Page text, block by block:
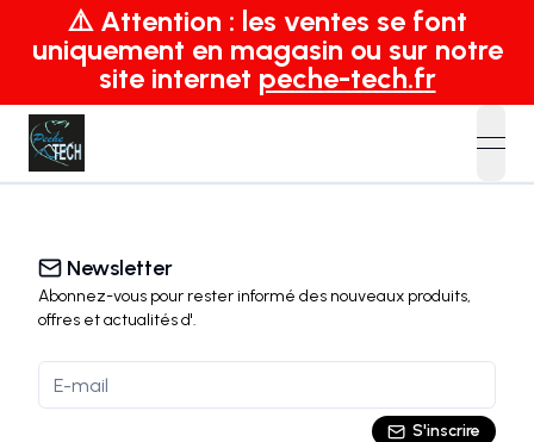
⚠️ Attention : les ventes se font
uniquement en magasin ou sur notre
site internet peche-tech.fr
Newsletter
Abonnez-vous pour rester informé des nouveaux produits,
offres et actualitésd'.
S'inscrire